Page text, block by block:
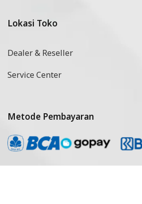
Lokasi Toko
Dealer & Reseller
Service Center
Metode Pembayaran